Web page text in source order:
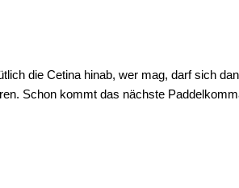
die Cetina hinab, wer mag, darf sich
Schon kommt das nächste